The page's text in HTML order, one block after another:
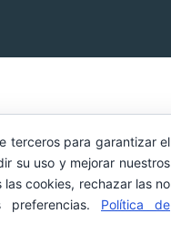
terceros para garantizar el
su uso y mejorar nuestros
cookies, rechazar las no
preferencias. Política de